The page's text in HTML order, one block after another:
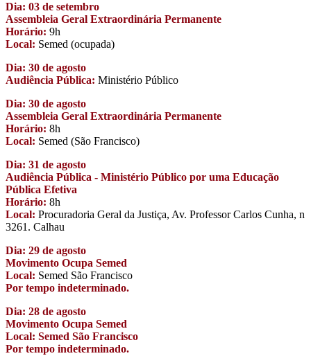
Dia: 03 de setembro
Assembleia Geral Extraordinária Permanente
Horário: 9h
Local: Semed (ocupada)
Dia: 30 de agosto
Audiência Pública: Ministério Público
Dia: 30 de agosto
Assembleia Geral Extraordinária Permanente
Horário: 8h
Local: Semed (São Francisco)
Dia: 31 de agosto
Audiência Pública - Ministério Público por uma Educação
Pública Efetiva
Horário: 8h
Local: Procuradoria Geral da Justiça, Av. Professor Carlos Cunha, n
3261. Calhau
Dia: 29 de agosto
Movimento Ocupa Semed
Local: Semed São Francisco
Por tempo indeterminado.
Dia: 28 de agosto
Movimento Ocupa Semed
Local: Semed São Francisco
Por tempo indeterminado.